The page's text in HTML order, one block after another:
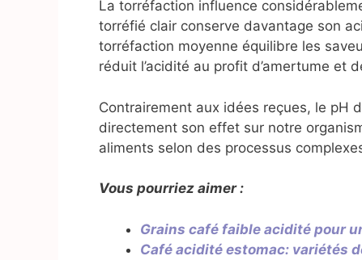
La torréfaction influence
torréfié clair conserve davantage son
torréfaction moyenne équilibre les
réduit l’acidité au profit d’amertume et
Contrairement aux idées reçues, le pH
directement son effet sur notre
aliments selon des processus
Vous pourriez aimer :
Grains café faible acidité pour
Café acidité estomac: variétés